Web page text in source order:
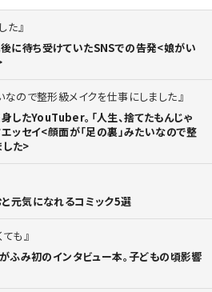
た
後に待ち受けていたSNSでの告発<娘がい
なので整形級メイクを仕事にしました
身したYouTuber。「人生、捨てたもんじゃ
ッセイ<顔面が「足の裏」みたいなので整
た>
元気になれるコミック5選
も
がふみ初のインタビュー本。子どもの頃影響